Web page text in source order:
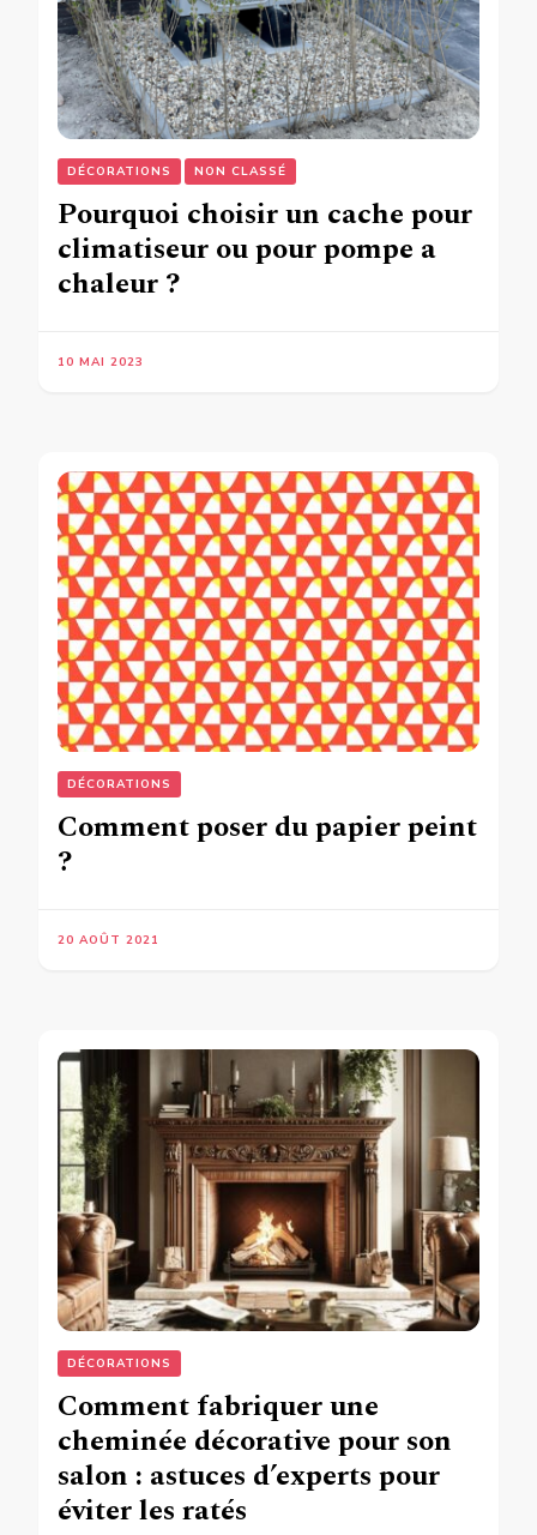
DÉCORATIONS NON CLASSÉ
Pourquoi choisir un cache pour
climatiseur ou pour pompe a
chaleur ?
10 MAI 2023
DÉCORATIONS
Comment poser du papier peint
?
20 AOÛT 2021
DÉCORATIONS
Comment fabriquer une
cheminée décorative pour son
salon : astuces d’experts pour
éviter les ratés